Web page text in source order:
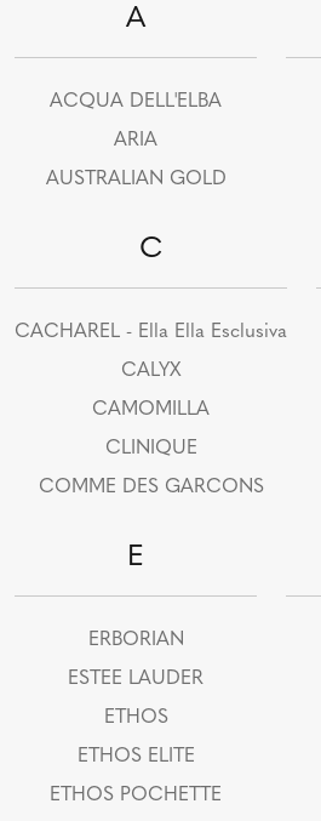
A
ACQUA DELL'ELBA
ARIA
AUSTRALIAN GOLD
C
CACHAREL - Ella Ella Esclusiva
CALYX
CAMOMILLA
CLINIQUE
COMME DES GARCONS
E
ERBORIAN
ESTEE LAUDER
ETHOS
ETHOS ELITE
ETHOS POCHETTE